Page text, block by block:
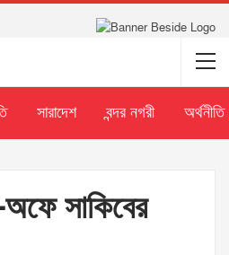
সারাদেশ বন্দর নগরী অর্থনীতি
সাকিবের